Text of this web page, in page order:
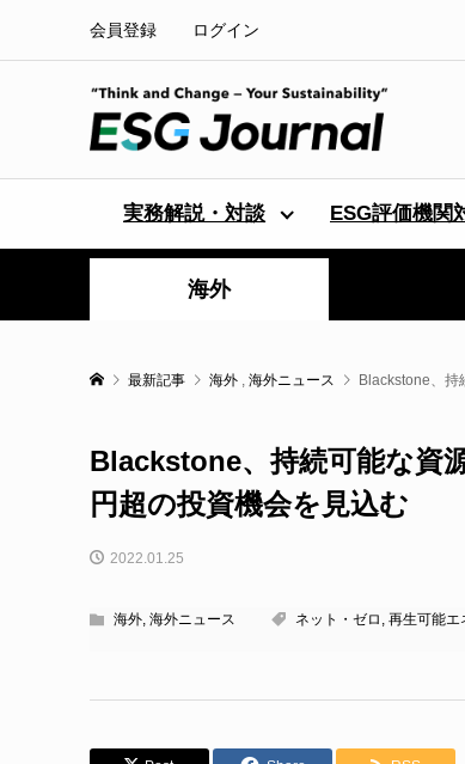
会員登録 ログイン
実務解説・対談 ESG評価機関
海外
最新記事 海外 , 海外ニュース Blackstone、持
Blackstone、持続可能な資
円超の投資機会を見込む
2022.01.25
海外, 海外ニュース ネット・ゼロ , 再生可能エ